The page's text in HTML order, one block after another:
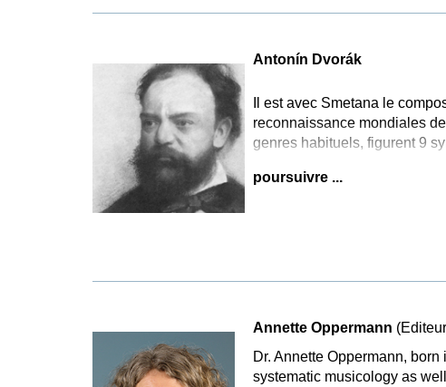
Antonín Dvorák
Il est avec Smetana le
reconnaissance mondiales
genres habituels, figurent 9
poursuivre ...
Annette Oppermann
Dr. Annette Oppermann,
systematic musicology as